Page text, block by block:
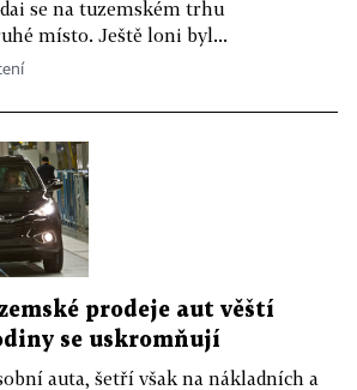
se na tuzemském trhu
místo. Ještě loni byl...
prodeje aut věští
se uskromňují
auta, šetří však na nákladních a